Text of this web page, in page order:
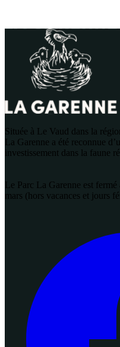
Située à Le Vaud dans la
La Garenne a été reconnue
investissement dans la faune
Le Parc La Garenne est
mars (hors vacances et jours